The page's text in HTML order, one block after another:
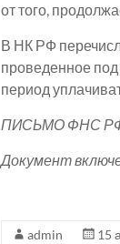
от того,
В НК РФ
проведенное под
период
ПИСЬМО ФНС РФ
Документ
admin 15